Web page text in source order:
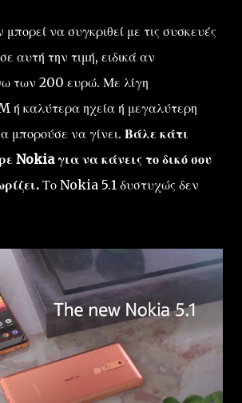
μπορεί να συγκριθεί με τις συσκευές
αυτή την τιμή, ειδικά αν
των 200 ευρώ. Με λίγη
ή καλύτερα ηχεία ή μεγαλύτερη
μπορούσε να γίνει. Βάλε κάτι
Nokia για να κάνεις το δικό σου
Το Nokia 5.1 δυστυχώς δεν